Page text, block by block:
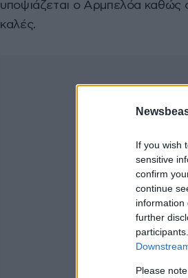
If you wish
sensitive
confirm
continue
information
further
Please
υποψιάζεται ο Αρμπελόα καθώς
καλές.